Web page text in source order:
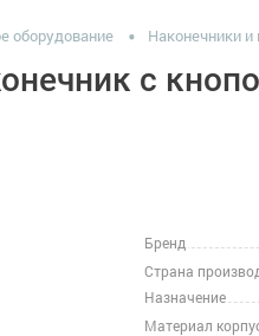
оборудование Наконечники
с
Бренд
Страна
Назначение
Материал